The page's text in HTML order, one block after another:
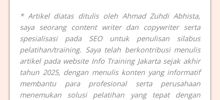
* Artikel diatas ditulis oleh Ahmad Zuhdi Abhista,
saya seorang content writer dan copywriter serta
spesialisasi pada SEO untuk penulisan silabus
pelatihan/training. Saya telah berkontribusi menulis
artikel pada website Info Training Jakarta sejak akhir
tahun 2025, dengan menulis konten yang informatif
membantu para profesional serta perusahaan
menemukan solusi pelatihan yang tepat dengan